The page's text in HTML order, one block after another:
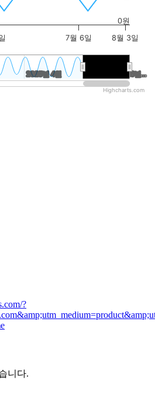
7월 6일 8월 3일
2025년 4월
2025년 4월 2026년…
2026년…
0원
Highcharts.com
?
니다.